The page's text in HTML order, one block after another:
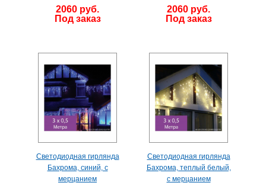
2060 руб.
Под заказ
2060 руб.
Под заказ
Светодиодная гирлянда
Бахрома, синий, с
мерцанием
Светодиодная гирлянда
Бахрома, теплый белый,
с мерцанием